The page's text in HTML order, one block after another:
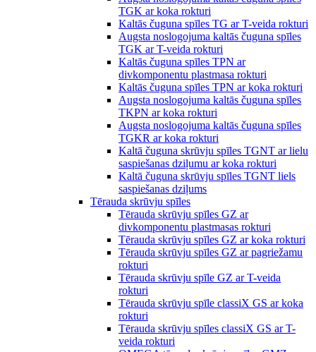
TGK ar koka rokturi
Kaltās čuguna spīles TG ar T-veida rokturi
Augsta noslogojuma kaltās čuguna spīles
TGK ar T-veida rokturi
Kaltās čuguna spīles TPN ar
divkomponentu plastmasa rokturi
Kaltās čuguna spīles TPN ar koka rokturi
Augsta noslogojuma kaltās čuguna spīles
TKPN ar koka rokturi
Augsta noslogojuma kaltās čuguna spīles
TGKR ar koka rokturi
Kaltā čuguna skrūvju spīles TGNT ar lielu
saspiešanas dziļumu ar koka rokturi
Kaltā čuguna skrūvju spīles TGNT liels
saspiešanas dziļums
Tērauda skrūvju spīles
Tērauda skrūvju spīles GZ ar
divkomponentu plastmasas rokturi
Tērauda skrūvju spīles GZ ar koka rokturi
Tērauda skrūvju spīles GZ ar pagriežamu
rokturi
Tērauda skrūvju spīle GZ ar T-veida
rokturi
Tērauda skrūvju spīle classiX GS ar koka
rokturi
Tērauda skrūvju spīles classiX GS ar T-
veida rokturi